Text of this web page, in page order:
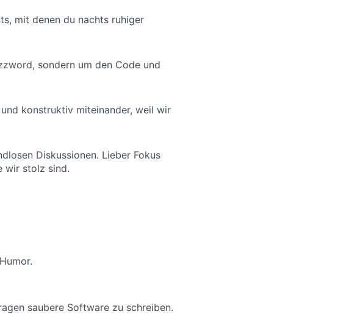
mit denen du nachts ruhiger
sondern um den Code und
konstruktiv miteinander, weil wir
Diskussionen. Lieber Fokus
wir stolz sind.
saubere Software zu schreiben.